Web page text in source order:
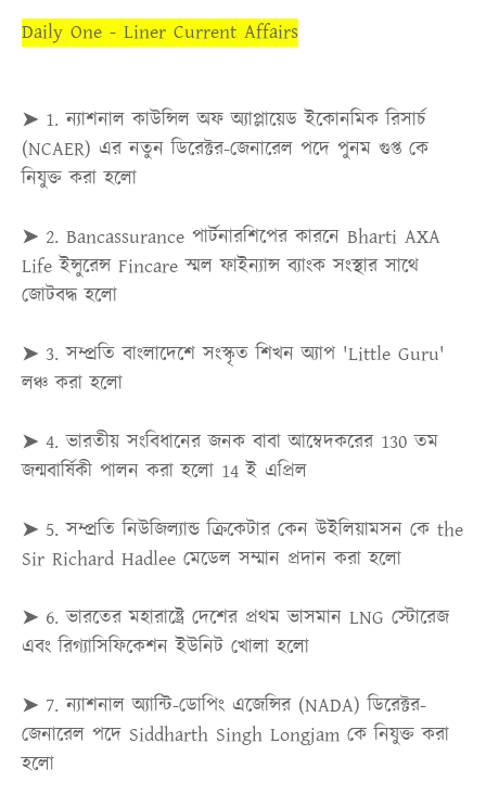
Daily One - Liner Current Affairs
➤ 1.ন্যাশনাল কাউন্সিল অফ অ্যাপ্লায়েড ইকোনমিক রিসার্চ
(NCAER) এর নতুন ডিরেক্টর-জেনারেল পদে পুনম গুপ্ত কে
নিযুক্ত করা হলো
➤ 2. Bancassurance পার্টনারশিপের কারনে Bharti AXA
Life ইন্সুরেন্স Fincare স্মল ফাইন্যান্স ব্যাংক সংস্থার সাথে
জোটবদ্ধ হলো
➤ 3.সম্প্রতি বাংলাদেশে সংস্কৃত শিখন অ্যাপ 'Little Guru'
লঞ্চ করা হলো
➤ 4.ভারতীয় সংবিধানের জনক বাবা আম্বেদকরের 130 তম
জন্মবার্ষিকী পালন করা হলো 14 ই এপ্রিল
➤ 5.সম্প্রতি নিউজিল্যান্ড ক্রিকেটার কেন উইলিয়ামসন কে the
Sir Richard Hadlee মেডেল সম্মান প্রদান করা হলো
➤ 6.ভারতের মহারাষ্ট্রে দেশের প্রথম ভাসমান LNG স্টোরেজ
এবং রিগ্যাসিফিকেশন ইউনিট খোলা হলো
➤ 7.ন্যাশনাল অ্যান্টি-ডোপিং এজেন্সির (NADA) ডিরেক্টর-
জেনারেল পদে Siddharth Singh Longjam কে নিযুক্ত করা
হলো